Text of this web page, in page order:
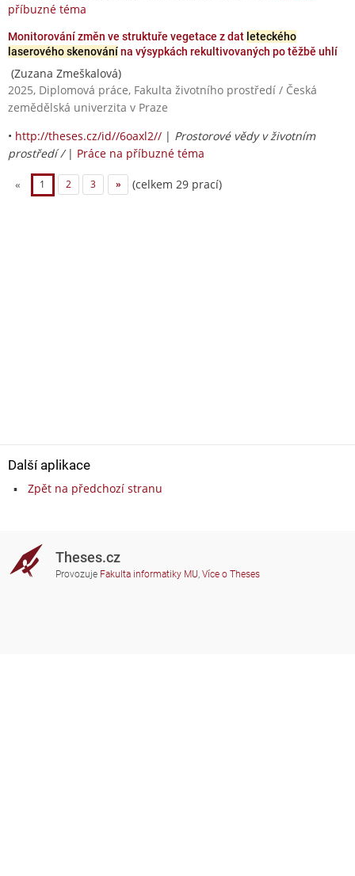
příbuzné téma
Monitorování změn ve struktuře vegetace z dat leteckého
laserového skenovánína výsypkách rekultivovaných po těžbě uhlí
(Zuzana Zmeškalová)
2025, Diplomová práce, Fakulta životního prostředí / Česká
zemědělská univerzita v Praze
• http://theses.cz/id//6oaxl2// | Prostorové vědy v životním
prostředí / | Práce na příbuzné téma
« 1 2 3 » (celkem 29 prací)
Další aplikace
Zpět na předchozí stranu
Theses.cz
Provozuje Fakulta informatiky MU, Více o Theses